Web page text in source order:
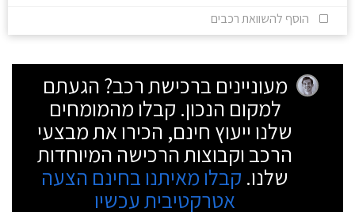
הוסף להשוואת רכבים
מעוניינים ברכישת רכב? הגעתם
למקום הנכון. קבלו מהמומחים
שלנו ייעוץ חינם, הכירו את מבצעי
הרכב וקבוצות הרכישה המיוחדות
שלנו. קבלו מאיתנו בחינם הצעה
אטרקטיבית עכשיו